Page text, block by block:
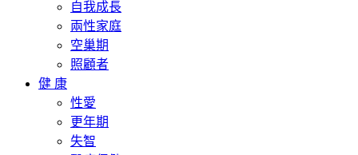
自我成長
兩性家庭
空巢期
照顧者
健 康
性愛
更年期
失智